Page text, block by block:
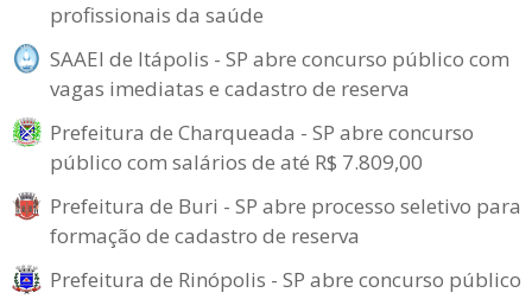
profissionais da saúde
SAAEI de Itápolis - SP abre concurso público com
vagas imediatas e cadastro de reserva
Prefeitura de Charqueada - SP abre concurso
público com salários de até R$ 7.809,00
Prefeitura de Buri - SP abre processo seletivo para
formação de cadastro de reserva
Prefeitura de Rinópolis - SP abre concurso público